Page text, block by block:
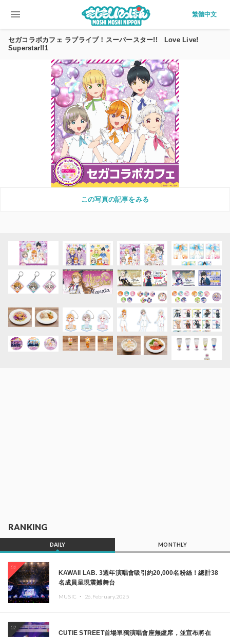
menu 繁體中文
セガコラボカフェ ラブライブ！スーパースター!! Love Live!
Superstar!!1
この写真の記事をみる
RANKING
DAILY MONTHLY
01
KAWAII LAB. 3週年演唱會吸引約20,000名粉絲！總計38
名成員呈現震撼舞台
MUSIC ・ 26.February.2025
02
CUTIE STREET首場單獨演唱會座無虛席，並宣布將在